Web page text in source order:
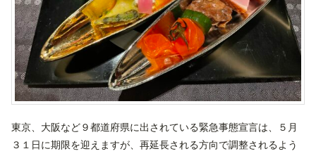
東京、大阪など９都道府県に出されている緊急事態宣言は、５月
３１日に期限を迎えますが、再延長される方向で調整されるよう